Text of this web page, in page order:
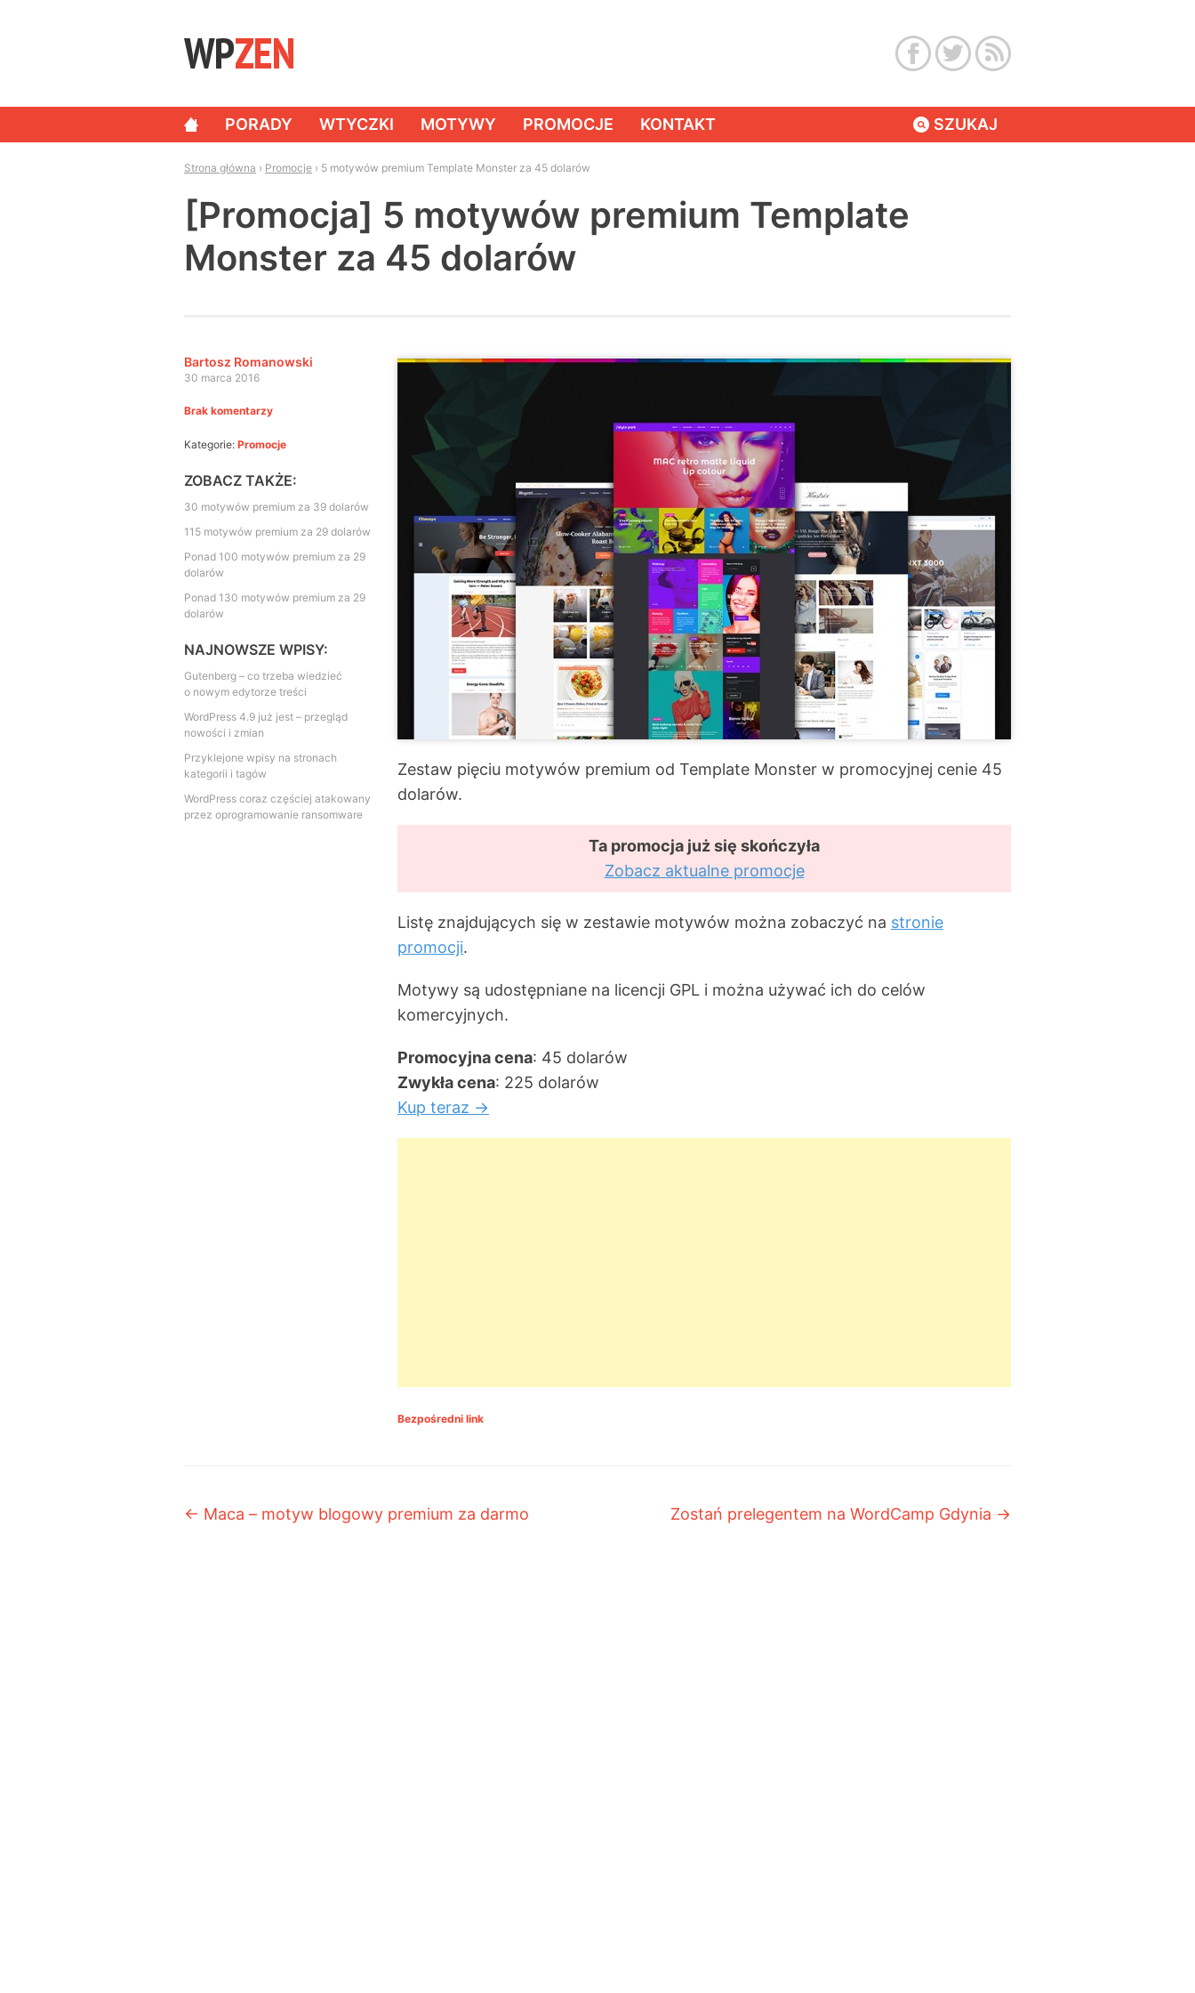
SZUKAJ
PORADY WTYCZKI MOTYWY PROMOCJE KONTAKT
Strona główna › Promocje › 5 motywów premium Template Monster za 45 dolarów
[Promocja] 5 motywów premium Template
Monster za 45 dolarów
Zestaw pięciu motywów premium od Template Monster w promocyjnej cenie 45
dolarów.
Ta promocja już się skończyła
Zobacz aktualne promocje
Listę znajdujących się w zestawie motywów można zobaczyć na stronie
promocji.
Motywy są udostępniane na licencji GPL i można używać ich do celów
komercyjnych.
Promocyjna cena: 45 dolarów
Zwykła cena: 225 dolarów
Kup teraz →
Bezpośredni link
Bartosz Romanowski
30 marca 2016
Brak komentarzy
Kategorie: Promocje
ZOBACZ TAKŻE:
30 motywów premium za 39 dolarów
115 motywów premium za 29 dolarów
Ponad 100 motywów premium za 29
dolarów
Ponad 130 motywów premium za 29
dolarów
NAJNOWSZE WPISY:
Gutenberg – co trzeba wiedzieć
o nowym edytorze treści
WordPress 4.9 już jest – przegląd
nowości i zmian
Przyklejone wpisy na stronach
kategorii i tagów
WordPress coraz częściej atakowany
przez oprogramowanie ransomware
Post navigation
← Maca – motyw blogowy premium za darmo Zostań prelegentem na WordCamp Gdynia →